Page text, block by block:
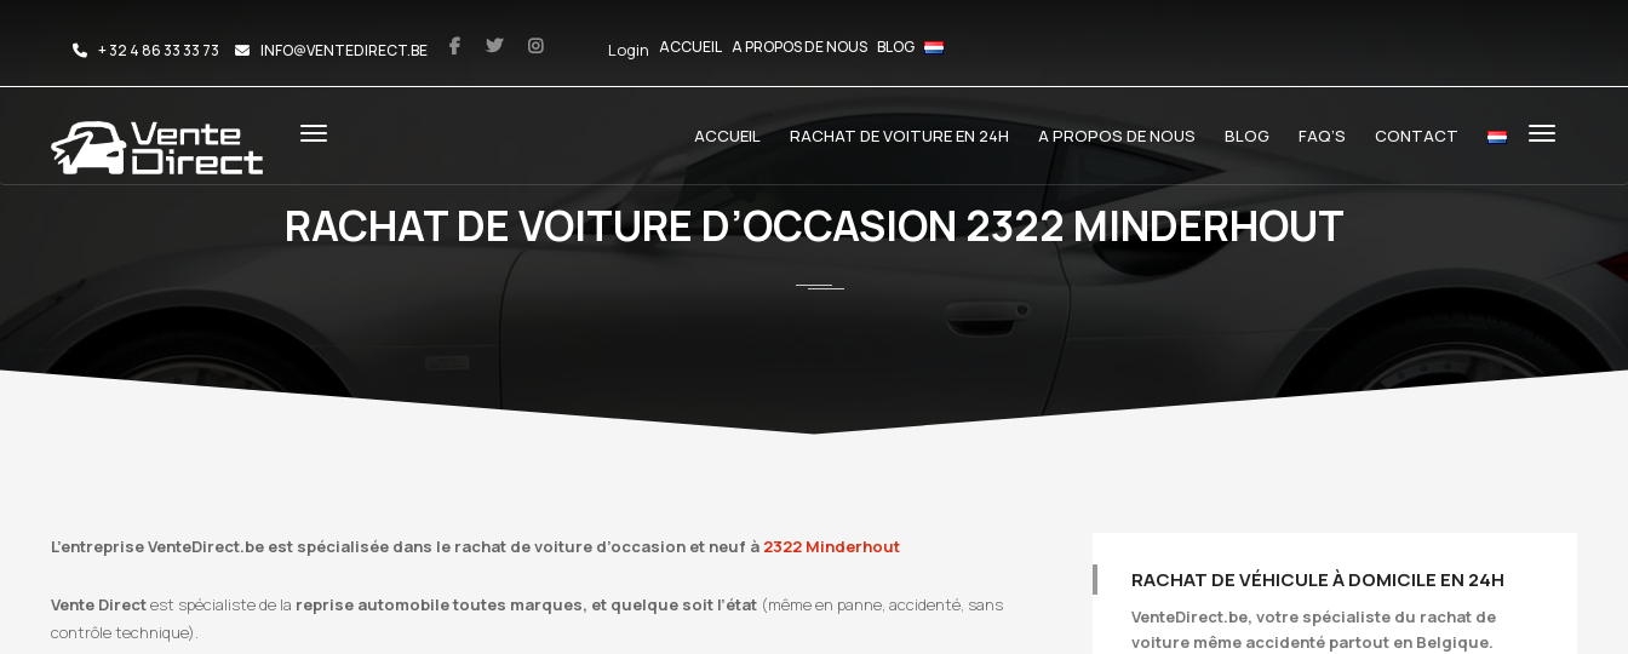
+ 32 4 86 33 33 73 INFO@VENTEDIRECT.BE Login ACCUEIL A PROPOS DE NOUS BLOG
ACCUEIL RACHAT DE VOITURE EN 24H A PROPOS DE NOUS BLOG FAQ’S CONTACT
RACHAT DE VOITURE D’OCCASION 2322 MINDERHOUT
L’entreprise VenteDirect.be est spécialisée dans le rachat de voiture d’occasion et neuf à 2322 Minderhout
Vente Directest spécialiste de la reprise automobile toutes marques, et quelque soit l’état (même en panne, accidenté, sans
contrôle technique).
RACHAT DE VÉHICULE À DOMICILE EN 24H
VenteDirect.be, votre spécialiste du rachat de
voiture même accidenté partout en Belgique.